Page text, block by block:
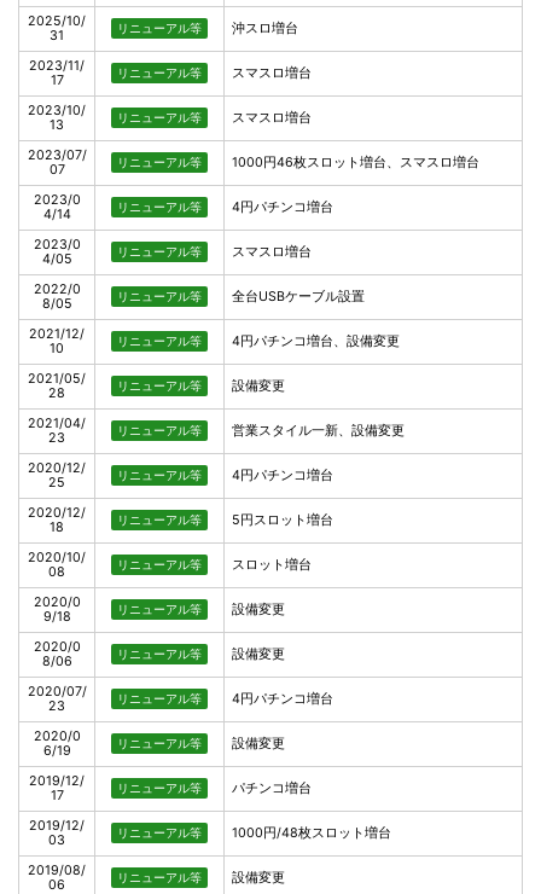
2025/10/
31
リニューアル等 沖スロ増台
2023/11/
17
リニューアル等 スマスロ増台
2023/10/
13
リニューアル等 スマスロ増台
2023/07/
07
リニューアル等 1000円46枚スロット増台、スマスロ増台
2023/0
4/14
リニューアル等 4円パチンコ増台
2023/0
4/05
リニューアル等 スマスロ増台
2022/0
8/05
リニューアル等 全台USBケーブル設置
2021/12/
10
リニューアル等 4円パチンコ増台、設備変更
2021/05/
28
リニューアル等 設備変更
2021/04/
23
リニューアル等 営業スタイル一新、設備変更
2020/12/
25
リニューアル等 4円パチンコ増台
2020/12/
18
リニューアル等 5円スロット増台
2020/10/
08
リニューアル等 スロット増台
2020/0
9/18
リニューアル等 設備変更
2020/0
8/06
リニューアル等 設備変更
2020/07/
23
リニューアル等 4円パチンコ増台
2020/0
6/19
リニューアル等 設備変更
2019/12/
17
リニューアル等 パチンコ増台
2019/12/
03
リニューアル等 1000円/48枚スロット増台
2019/08/
06
リニューアル等 設備変更